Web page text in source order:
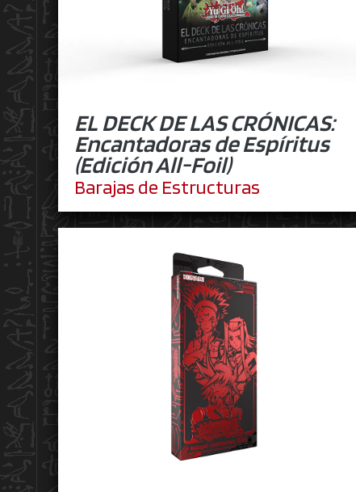
EL DECK DE LAS CRÓNICAS:
Encantadoras de Espíritus
(Edición All-Foil)
Barajas de Estructuras